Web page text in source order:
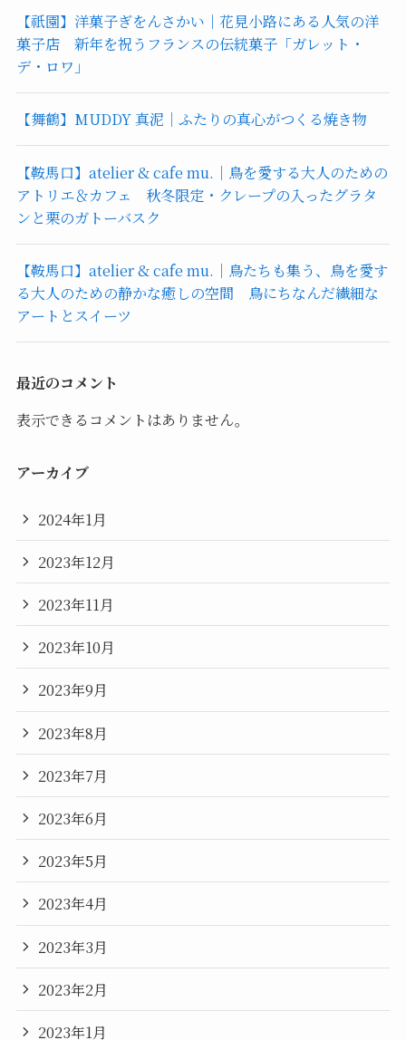
【祇園】洋菓子ぎをんさかい｜花見小路にある人気の洋
菓子店 新年を祝うフランスの伝統菓子「ガレット・
デ・ロワ」
【舞鶴】MUDDY 真泥｜ふたりの真心がつくる焼き物
【鞍馬口】atelier & cafe mu.｜鳥を愛する大人のための
アトリエ＆カフェ 秋冬限定・クレープの入ったグラタ
ンと栗のガトーバスク
【鞍馬口】atelier & cafe mu.｜鳥たちも集う、鳥を愛す
る大人のための静かな癒しの空間 鳥にちなんだ繊細な
アートとスイーツ
最近のコメント
表示できるコメントはありません。
アーカイブ
2024年1月
2023年12月
2023年11月
2023年10月
2023年9月
2023年8月
2023年7月
2023年6月
2023年5月
2023年4月
2023年3月
2023年2月
2023年1月